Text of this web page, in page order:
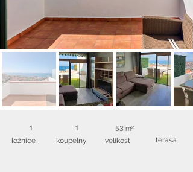
1
ložnice
1
koupelny
53 m²
velikost terasa